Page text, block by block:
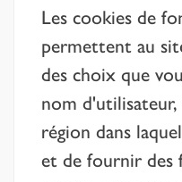
Les cookies de
permettent au
des choix que
nom
région dans
et de fournir des